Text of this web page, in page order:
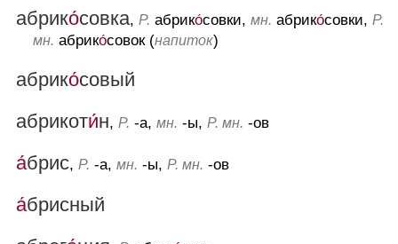
абрико́совка, Р. абрико́совки, мн. абрико́совки, Р.
мн. абрико́совок (напиток)
абрико́совый
абрикоти́н, Р. -а, мн. -ы, Р. мн. -ов
а́брис, Р. -а, мн. -ы, Р. мн. -ов
а́брисный